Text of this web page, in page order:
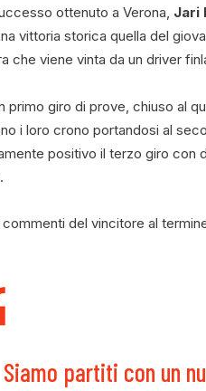
ottenuto a Verona, Jari
vittoria storica quella del
che viene vinta da un driver
primo giro di prove, chiuso al
i loro crono portandosi al
positivo il terzo giro con
del vincitore al
Siamo partiti con un